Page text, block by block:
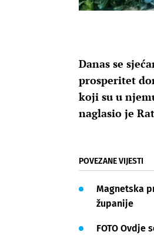
Danas se
prosperitet
koji su u
naglasio je
POVEZANE VIJESTI
Magnetska
županije
FOTO Ovdje